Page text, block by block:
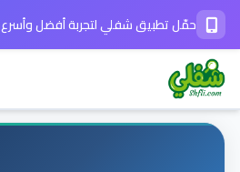
حمّل تطبيق شفلي لتجربة أفضل وأسرع